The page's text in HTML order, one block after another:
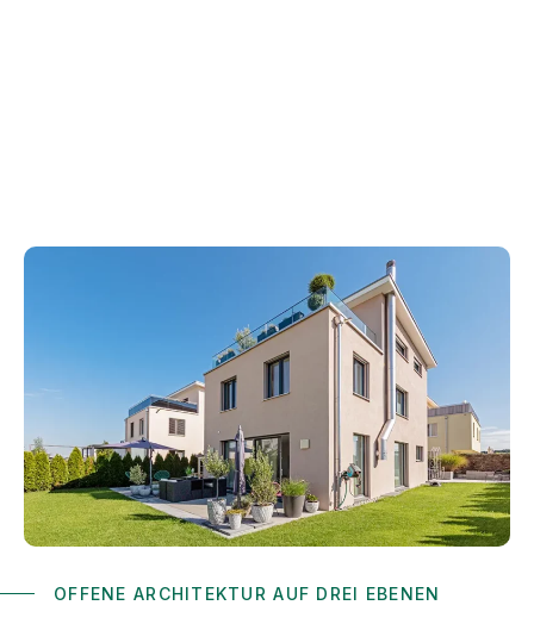
OFFENE ARCHITEKTUR AUF DREI EBENEN